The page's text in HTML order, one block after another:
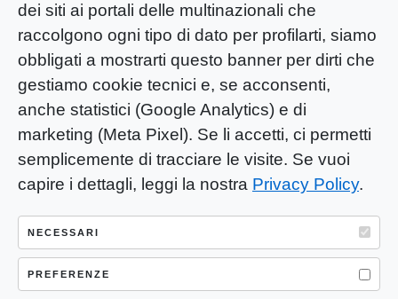
dei siti ai portali delle multinazionali che
raccolgono ogni tipo di dato per profilarti, siamo
obbligati a mostrarti questo banner per dirti che
gestiamo cookie tecnici e, se acconsenti,
anche statistici (Google Analytics) e di
marketing (Meta Pixel). Se li accetti, ci permetti
semplicemente di tracciare le visite. Se vuoi
capire i dettagli, leggi la nostra Privacy Policy.
NECESSARI
PREFERENZE
YOU-ng Slow Journalism è una testata
giornalistica di proprietà di Mastino S.R.L.
Registrazione presso Trib. Santa Maria
Capua Vetere (CE) n° 900 del 31/01/2025 |